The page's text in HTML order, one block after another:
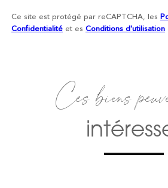
Ce site est protégé par reCAPTCHA, les
Confidentialité et es Conditions d'utilisation
Ces biens